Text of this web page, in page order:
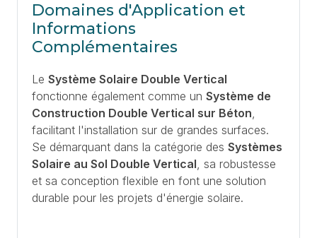
Domaines d'Application et
Informations
Complémentaires
Le Système Solaire Double Vertical
fonctionne également comme un Système de
Construction Double Vertical sur Béton,
facilitant l'installation sur de grandes surfaces.
Se démarquant dans la catégorie des Systèmes
Solaire au Sol Double Vertical, sa robustesse
et sa conception flexible en font une solution
durable pour les projets d'énergie solaire.